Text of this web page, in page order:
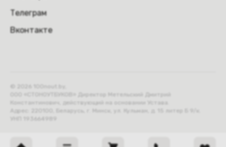
Телеграм
Вконтакте
© 2026 100nout.by,
ООО «СТОНОУТБУКОВ» Директор Метельский Дмитрий
Константинович, действующий на основании Устава.
Адрес: 220100, Беларусь, г. Минск, ул. Кульман, д. 15 литер Б 9/к.
УНП 193664989